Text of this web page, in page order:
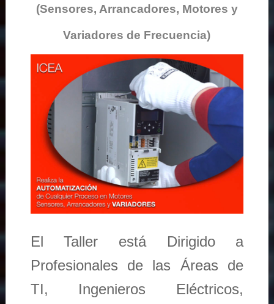
(Sensores, Arrancadores, Motores y
Variadores de Frecuencia)
El Taller está Dirigido a
Profesionales de las Áreas de
TI, Ingenieros Eléctricos,